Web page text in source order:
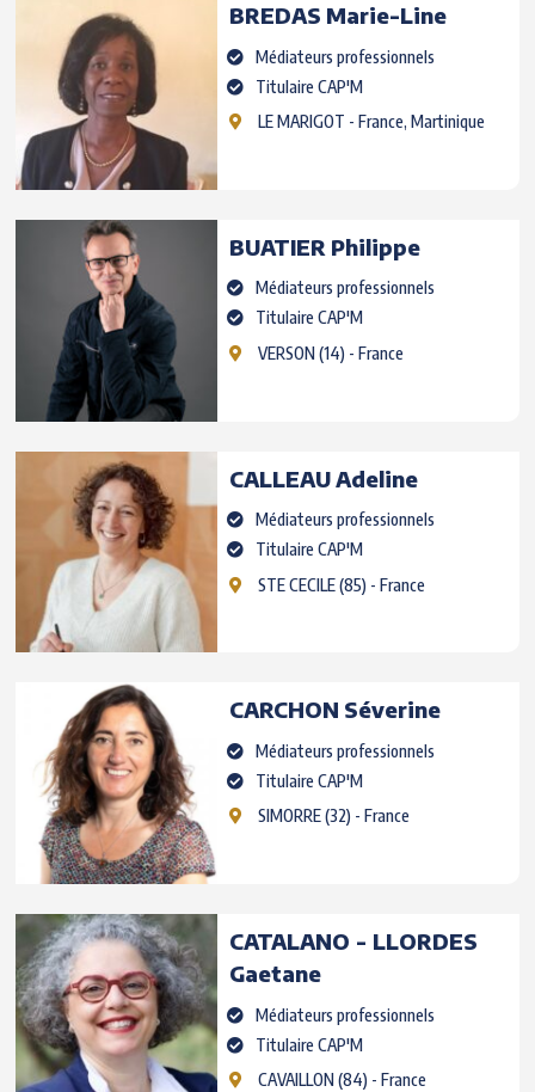
BREDAS Marie-Line
Médiateurs professionnels
Titulaire CAP'M
LE MARIGOT - France, Martinique
BUATIER Philippe
Médiateurs professionnels
Titulaire CAP'M
VERSON(14) - France
CALLEAUAdeline
Médiateurs professionnels
Titulaire CAP'M
STE CECILE(85) - France
CARCHON Séverine
Médiateurs professionnels
Titulaire CAP'M
SIMORRE(32) - France
CATALANO - LLORDES
Gaetane
Médiateurs professionnels
Titulaire CAP'M
CAVAILLON(84) - France